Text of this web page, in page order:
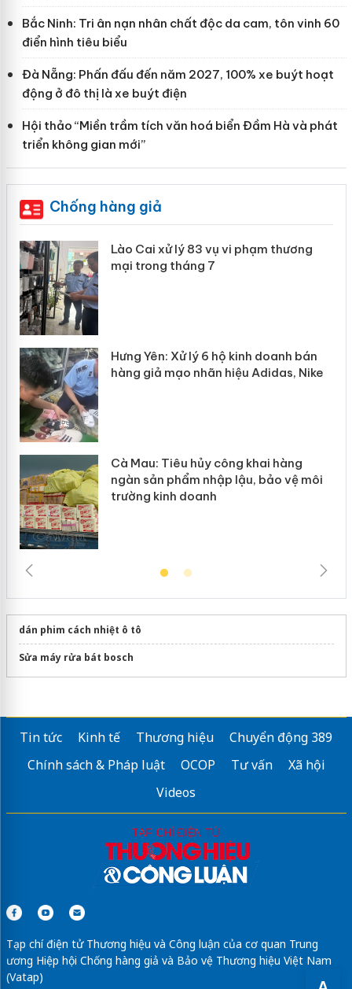
Bắc Ninh: Tri ân nạn nhân chất độc da cam, tôn vinh 60
điển hình tiêu biểu
Đà Nẵng: Phấn đấu đến năm 2027, 100% xe buýt hoạt
động ở đô thị là xe buýt điện
Hội thảo “Miền trầm tích văn hoá biển Đầm Hà và phát
triển không gian mới”
Chống hàng giả
Công an Thanh Hóa tìm bị hại trong vụ án
sản xuất, buôn bán yến sào giả
Thanh Hóa: Tìm bị hại trong vụ án buôn
An Giang: Đối tượng chủ mưu đường dây
bán hàng giả tại Phú Quốc ra đầu thú
dán phim cách nhiệt ô tô
Sửa máy rửa bát bosch
Tin tức Kinh tế Thương hiệu
Chuyển động 389
Chính sách & Pháp luật
OCOP Tư vấn
Xã hội
Videos
Tạp chí điện tử Thương hiệu và Công luận của cơ quan Trung
ương Hiệp hội Chống hàng giả và Bảo vệ Thương hiệu Việt Nam
(Vatap)